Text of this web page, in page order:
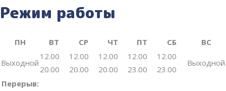
Режим работы
ПН ВТ СР ЧТ ПТ СБ ВС
Выходной
12.00
20.00
12.00
20.00
12.00
20.00
12.00
23.00
12.00
23.00
Выходной
Перерыв: